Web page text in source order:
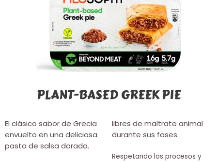
PLANT-BASED GREEK PIE
El clásico sabor de Grecia
envuelto en una deliciosa
pasta de salsa dorada.
libres de maltrato animal
durante sus fases.
Respetando los procesos y